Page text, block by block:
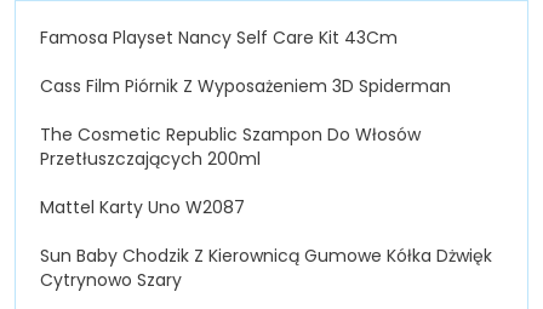
Famosa Playset Nancy Self Care Kit 43Cm
Cass Film Piórnik Z Wyposażeniem 3D Spiderman
The Cosmetic Republic Szampon Do Włosów
Przetłuszczających 200ml
Mattel Karty Uno W2087
Sun Baby Chodzik Z Kierownicą Gumowe Kółka Dżwięk
Cytrynowo Szary